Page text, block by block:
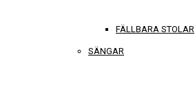
FÄLLBARA STOLAR
SÄNGAR